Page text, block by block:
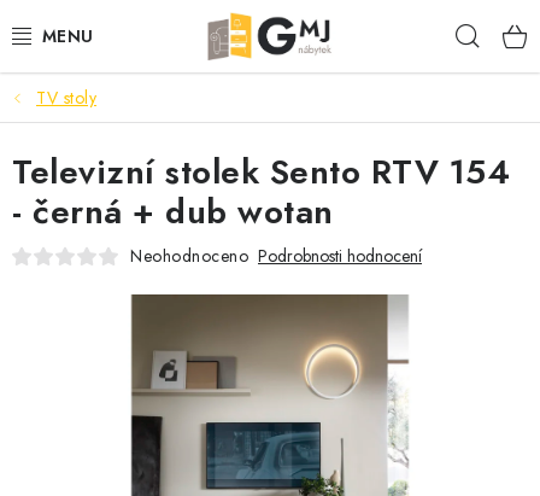
na
SEDACÍ SOUPRAVY
OBÝVACÍ POKOJ
LOŽNICE
TV stoly
Televizní stolek Sento RTV 154
- černá + dub wotan
Neohodnoceno Podrobnosti hodnocení